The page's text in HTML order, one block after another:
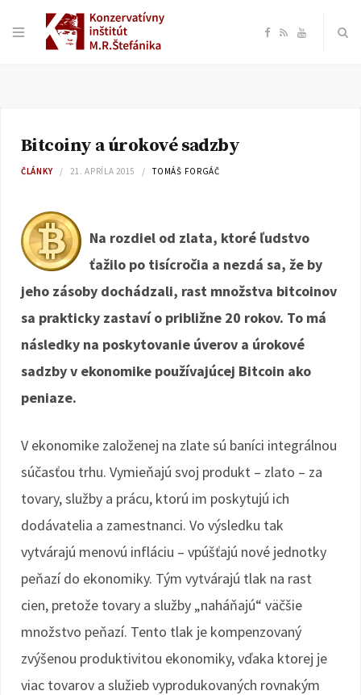
F
o
o
k
R Y
b
e
Bitcoiny a úrokové sadzby
ČLÁNKY 21. APRÍLA 2015 TOMÁŠ FORGÁČ
Na rozdiel od zlata, ktoré ľudstvo
ťažilo po tisícročia a nezdá sa, že by
jeho zásoby dochádzali, rast množstva bitcoinov
sa prakticky zastaví o približne 20 rokov. To má
následky na poskytovanie úverov a úrokové
sadzby v ekonomike používajúcej Bitcoin ako
peniaze.
V ekonomike založenej na zlate sú baníci integrálnou
súčasťou trhu. Vymieňajú svoj produkt – zlato – za
tovary, služby a prácu, ktorú im poskytujú ich
dodávatelia a zamestnanci. Vo výsledku tak
vytvárajú menovú infláciu – vpúšťajú nové jednotky
peňazí do ekonomiky. Tým vytvárajú tlak na rast
cien, pretože tovary a služby „naháňajú“ väčšie
množstvo peňazí. Tento tlak je kompenzovaný
zvýšenou produktivitou ekonomiky, vďaka ktorej je
viac tovarov a služieb vyprodukovaných rovnakým